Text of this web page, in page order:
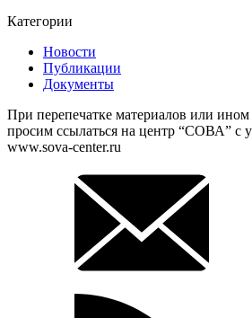
Категории
Новости
Публикации
Документы
При перепечатке материалов или
просим ссылаться на центр “СОВА” с
www.sova-center.ru